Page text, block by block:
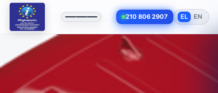
210 806 2907 EL EN